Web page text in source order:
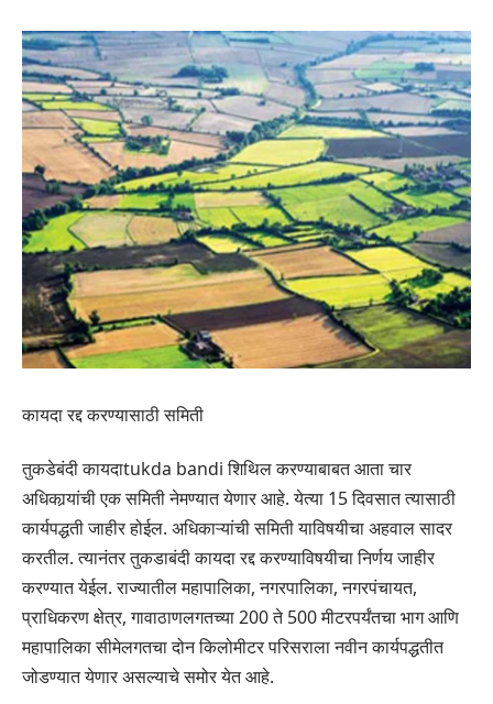
कायदा रद्द करण्यासाठी समिती
तुकडेबंदी कायदाtukda bandi शिथिल करण्याबाबत आता चार
अधिकार्‍यांची एक समिती नेमण्यात येणार आहे. येत्या 15 दिवसात त्यासाठी
कार्यपद्धती जाहीर होईल. अधिकाऱ्यांची समिती याविषयीचा अहवाल सादर
करतील. त्यानंतर तुकडाबंदी कायदा रद्द करण्याविषयीचा निर्णय जाहीर
करण्यात येईल. राज्यातील महापालिका, नगरपालिका, नगरपंचायत,
प्राधिकरण क्षेत्र, गावाठाणलगतच्या 200 ते 500 मीटरपर्यंतचा भाग आणि
महापालिका सीमेलगतचा दोन किलोमीटर परिसराला नवीन कार्यपद्धतीत
जोडण्यात येणार असल्याचे समोर येत आहे.